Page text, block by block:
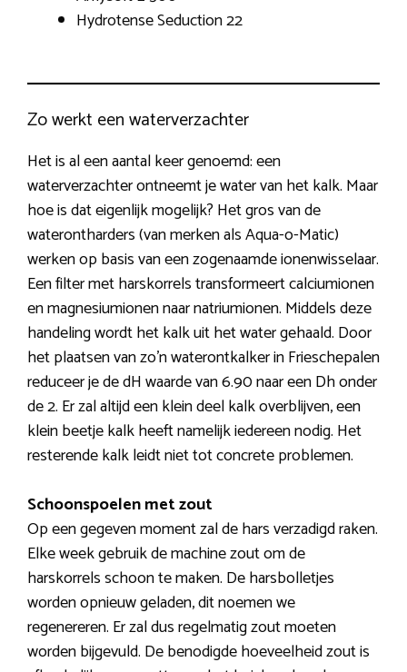
Hydrotense Seduction 22
Zo werkt een waterverzachter
Het is al een aantal keer genoemd: een
waterverzachter ontneemt je water van het kalk. Maar
hoe is dat eigenlijk mogelijk? Het gros van de
waterontharders (van merken als Aqua-o-Matic)
werken op basis van een zogenaamde ionenwisselaar.
Een filter met harskorrels transformeert calciumionen
en magnesiumionen naar natriumionen. Middels deze
handeling wordt het kalk uit het water gehaald. Door
het plaatsen van zo’n waterontkalker in Frieschepalen
reduceer je de dH waarde van 6.90 naar een Dh onder
de 2. Er zal altijd een klein deel kalk overblijven, een
klein beetje kalk heeft namelijk iedereen nodig. Het
resterende kalk leidt niet tot concrete problemen.
Schoonspoelen met zout
Op een gegeven moment zal de hars verzadigd raken.
Elke week gebruik de machine zout om de
harskorrels schoon te maken. De harsbolletjes
worden opnieuw geladen, dit noemen we
regenereren. Er zal dus regelmatig zout moeten
worden bijgevuld. De benodigde hoeveelheid zout is